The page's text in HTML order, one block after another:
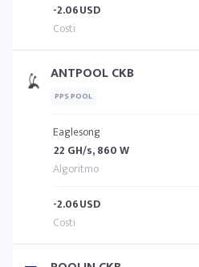
-2.06USD
ANTPOOL CKB
PPS POOL
Eaglesong
22 GH/s, 860 W
-2.06USD